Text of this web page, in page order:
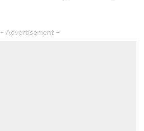
– Advertisement –